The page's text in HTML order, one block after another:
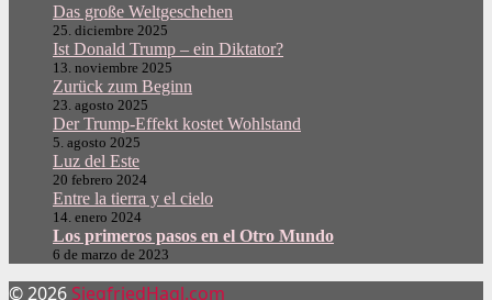
Das große Weltgeschehen
25. diciembre 2025
Ist Donald Trump – ein Diktator?
13. noviembre 2025
Zurück zum Beginn
23. agosto 2025
Der Trump-Effekt kostet Wohlstand
5. agosto 2025
Luz del Este
20 febrero 2024
Entre la tierra y el cielo
14. enero 2024
Los primeros pasos en el Otro Mundo
6 de marzo de 2023
© 2026 SiegfriedHagl.com